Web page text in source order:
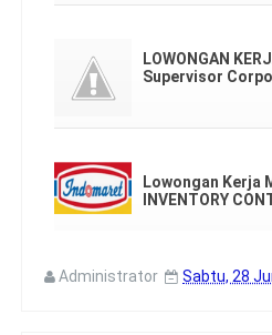
LOWONGAN
Supervisor
Lowongan Kerja
INVENTORY
Administrator Sabtu, 28